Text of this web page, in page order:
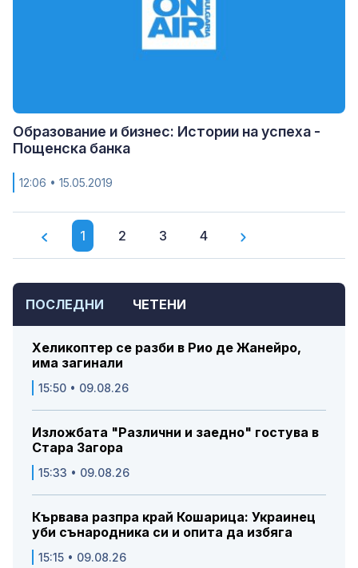
Образование и бизнес: Истории на успеха -
Пощенска банка
12:06 • 15.05.2019
1 2 3 4
ПОСЛЕДНИ ЧЕТЕНИ
Хеликоптер се разби в Рио де Жанейро,
има загинали
15:50 • 09.08.26
Изложбата "Различни и заедно" гостува в
Стара Загора
15:33 • 09.08.26
Кървава разпра край Кошарица: Украинец
уби сънародника си и опита да избяга
15:15 • 09.08.26